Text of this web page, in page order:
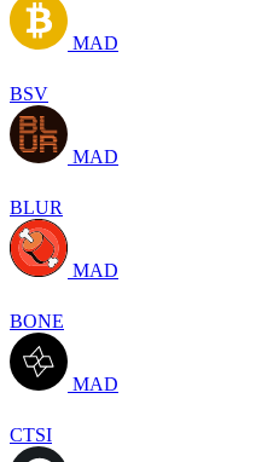
MAD
BSV
MAD
BLUR
MAD
BONE
MAD
CTSI